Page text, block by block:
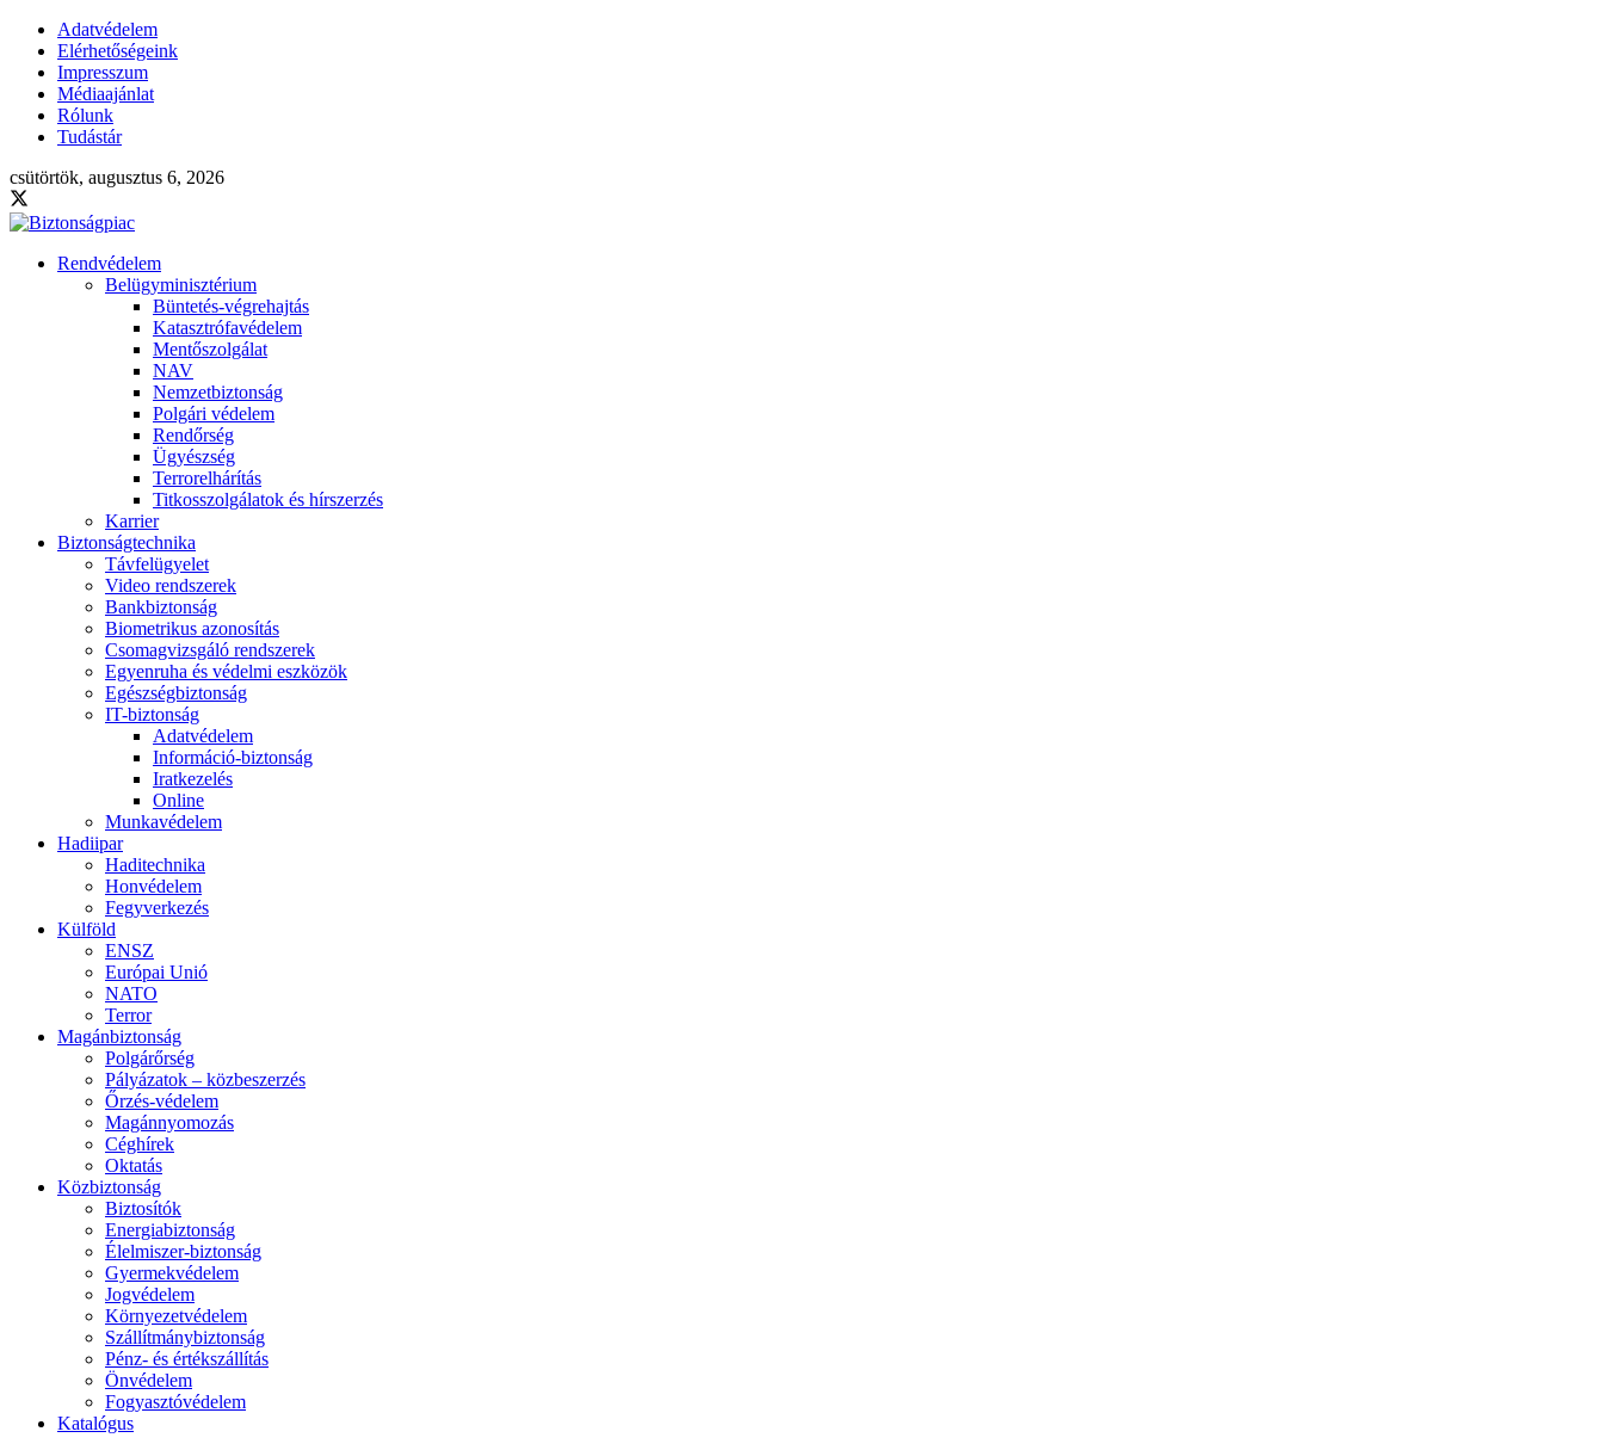
Adatvédelem
Elérhetőségeink
Impresszum
Médiaajánlat
Rólunk
Tudástár
csütörtök, augusztus 6, 2026
Rendvédelem
Belügyminisztérium
Büntetés-végrehajtás
Katasztrófavédelem
Mentőszolgálat
NAV
Nemzetbiztonság
Polgári védelem
Rendőrség
Ügyészség
Terrorelhárítás
Titkosszolgálatok és hírszerzés
Karrier
Biztonságtechnika
Távfelügyelet
Video rendszerek
Bankbiztonság
Biometrikus azonosítás
Csomagvizsgáló rendszerek
Egyenruha és védelmi eszközök
Egészségbiztonság
IT-biztonság
Adatvédelem
Információ-biztonság
Iratkezelés
Online
Munkavédelem
Hadiipar
Haditechnika
Honvédelem
Fegyverkezés
Külföld
ENSZ
Európai Unió
NATO
Terror
Magánbiztonság
Polgárőrség
Pályázatok – közbeszerzés
Őrzés-védelem
Magánnyomozás
Céghírek
Oktatás
Közbiztonság
Biztosítók
Energiabiztonság
Élelmiszer-biztonság
Gyermekvédelem
Jogvédelem
Környezetvédelem
Szállítmánybiztonság
Pénz- és értékszállítás
Önvédelem
Fogyasztóvédelem
Katalógus